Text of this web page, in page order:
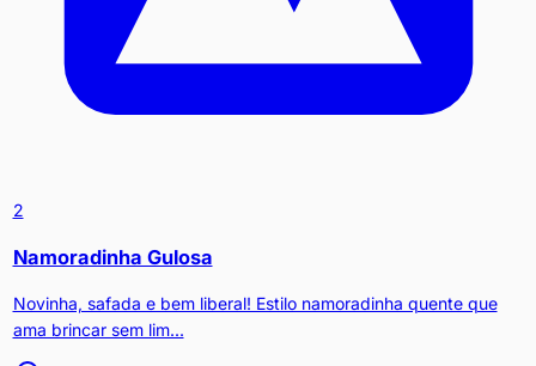
2
Namoradinha Gulosa
Novinha, safada e bem liberal! Estilo namoradinha quente que
ama brincar sem lim...